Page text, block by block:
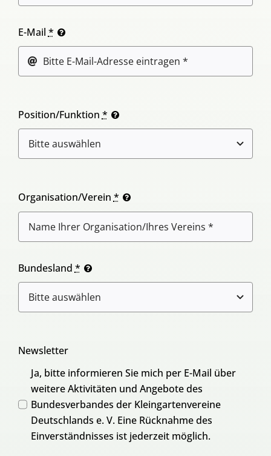
E-Mail *
Position/Funktion *
Organisation/Verein*
Bundesland *
Newsletter
Ja, bitte informieren Sie mich per E-Mail über
weitere Aktivitäten und Angebote des
Bundesverbandes der Kleingartenvereine
Deutschlands e. V. Eine Rücknahme des
Einverständnisses ist jederzeit möglich.